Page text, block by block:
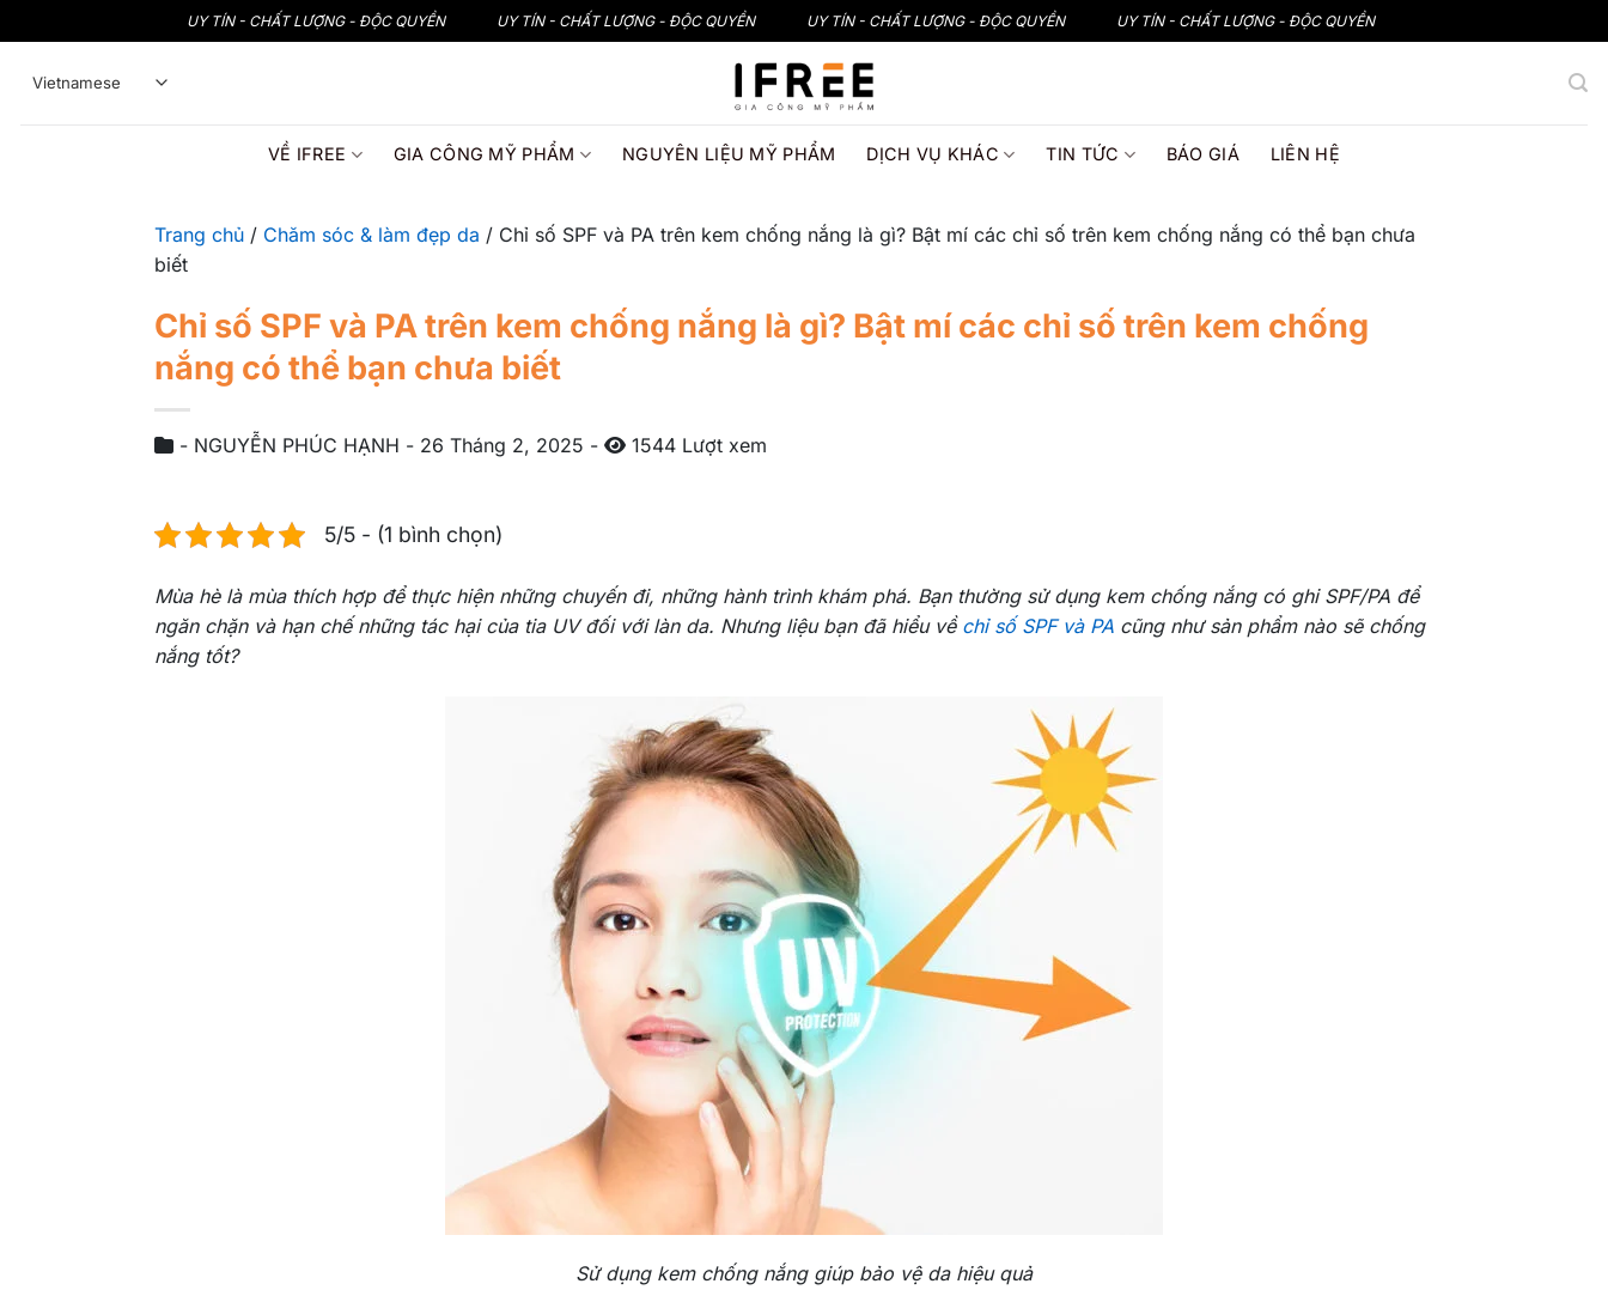
qua
UY TÍN - CHẤT LƯỢNG - ĐỘC QUYỀN UY TÍN - CHẤT LƯỢNG - ĐỘC QUYỀN UY TÍN - CHẤT LƯỢNG - ĐỘC QUYỀN UY TÍN - CHẤT LƯỢNG - ĐỘC QUYỀN
VỀ IFREE GIA CÔNG MỸ PHẨM NGUYÊN LIỆU MỸ PHẨM DỊCH VỤ KHÁC TIN TỨC BÁO GIÁ LIÊN HỆ
Trang chủ/ Chăm sóc & làm đẹp da / Chỉ số SPF và PA trên kem chống nắng là gì? Bật mí các chỉ số trên kem chống nắng có thể bạn chưa
biết
Chỉ số SPF và PA trên kem chống nắng là gì? Bật mí các chỉ số trên kem chống
nắng có thể bạn chưa biết
- NGUYỄN PHÚC HẠNH - 26 Tháng 2, 2025 - 1544 Lượt xem
5/5 - (1 bình chọn)
Mùa hè là mùa thích hợp để thực hiện những chuyến đi, những hành trình khám phá. Bạn thường sử dụng kem chống nắng có ghi SPF/PA để
ngăn chặn và hạn chế những tác hại của tia UV đối với làn da. Nhưng liệu bạn đã hiểu về chỉ số SPF và PAcũng như sản phẩm nào sẽ chống
nắng tốt?
Sử dụng kem chống nắng giúp bảo vệ da hiệu quả